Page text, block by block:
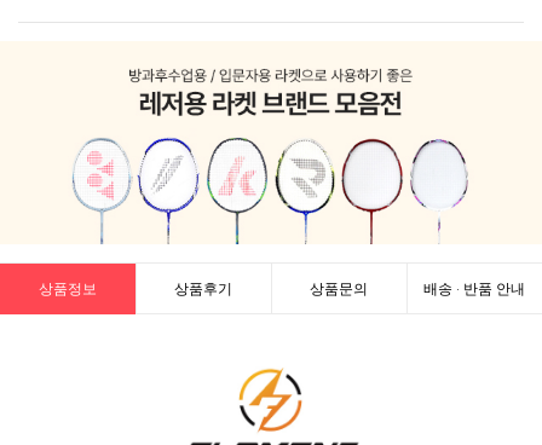
상품정보 상품후기 상품문의 배송 · 반품 안내